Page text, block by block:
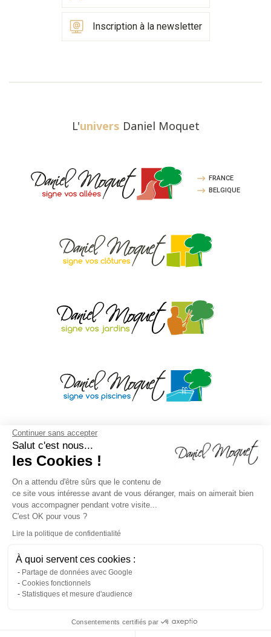
Continuer sans accepter
Salut c'est nous...
les Cookies !
On a attendu d'être sûrs que le contenu de
ce site vous intéresse avant de vous déranger, mais on aimerait bien
vous accompagner pendant votre visite...
C'est OK pour vous ?
Lire la politique de confidentialité
À quoi servent ces cookies :
Partage de données avec Google
Cookies fonctionnels
Statistiques et mesure d'audience
Consentements certifiés par
Inscription à la newsletter
L'univers Daniel Moquet
FRANCE
BELGIQUE
Mentions légales Droit à l'oubli
communication